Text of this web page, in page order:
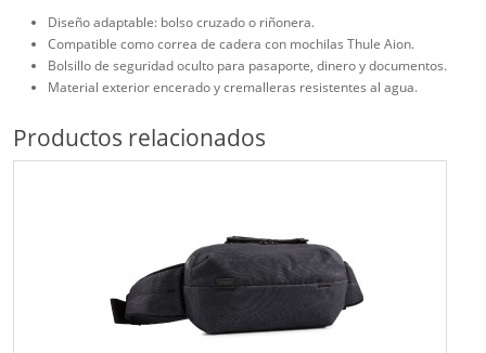
Diseño adaptable: bolso cruzado o riñonera.
Compatible como correa de cadera con mochilas Thule Aion.
Bolsillo de seguridad oculto para pasaporte, dinero y documentos.
Material exterior encerado y cremalleras resistentes al agua.
Productos relacionados